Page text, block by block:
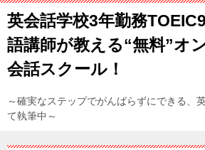
英会話学校3年勤務
語講師が教える“無料”オ
会話スクール！
～確実なステップでがんばらずにできる、
て執筆中～